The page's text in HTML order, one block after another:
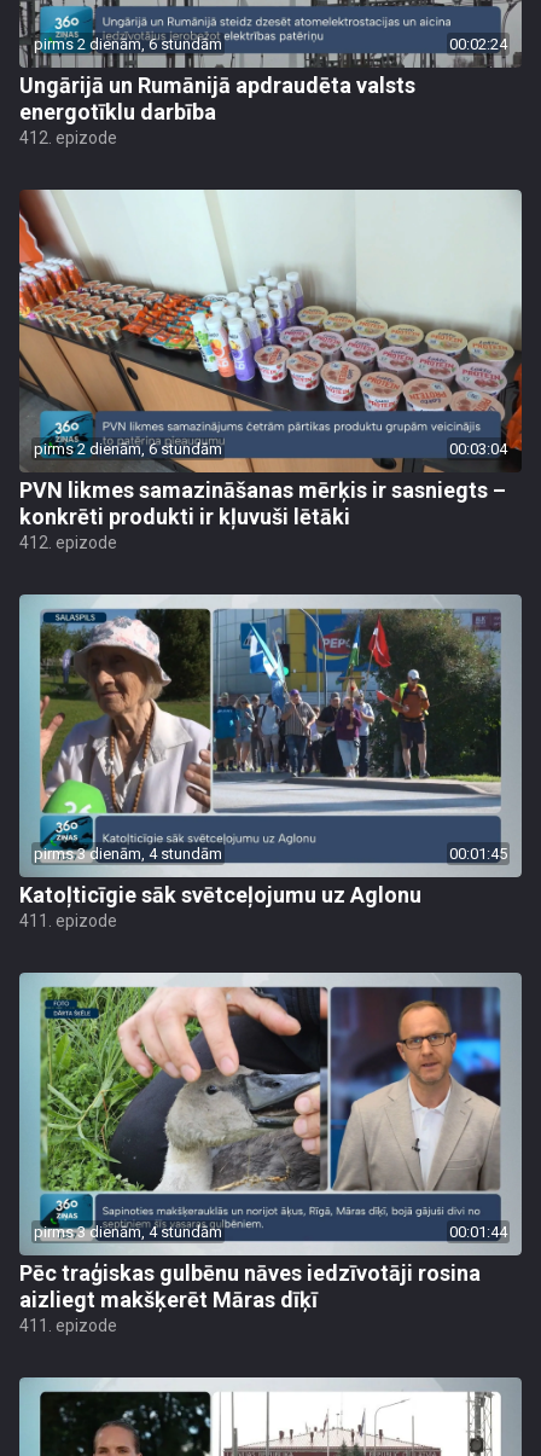
pirms 2 dienām, 6 stundām 00:02:24
Ungārijā un Rumānijā apdraudēta valsts
energotīklu darbība
412. epizode
pirms 2 dienām, 6 stundām 00:03:04
PVN likmes samazināšanas mērķis ir sasniegts –
konkrēti produkti ir kļuvuši lētāki
412. epizode
pirms 3 dienām, 4 stundām 00:01:45
Katoļticīgie sāk svētceļojumu uz Aglonu
411. epizode
pirms 3 dienām, 4 stundām 00:01:44
Pēc traģiskas gulbēnu nāves iedzīvotāji rosina
aizliegt makšķerēt Māras dīķī
411. epizode